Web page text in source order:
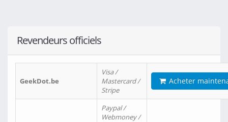
Revendeurs officiels
GeekDot.be
Visa /
Mastercard /
Stripe
Acheter
Paypal /
Webmoney /